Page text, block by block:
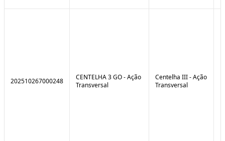
202510267000248
CENTELHA 3 GO - Ação
Transversal
Centelha III - Ação
Transversal